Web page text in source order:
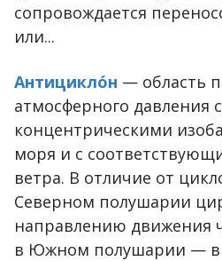
сопровождается
или...
Антицикло́н — область
атмосферного давления
концентрическими
моря и с
ветра. В отличие от
Северном полушарии
направлению движения
в Южном полушарии — в